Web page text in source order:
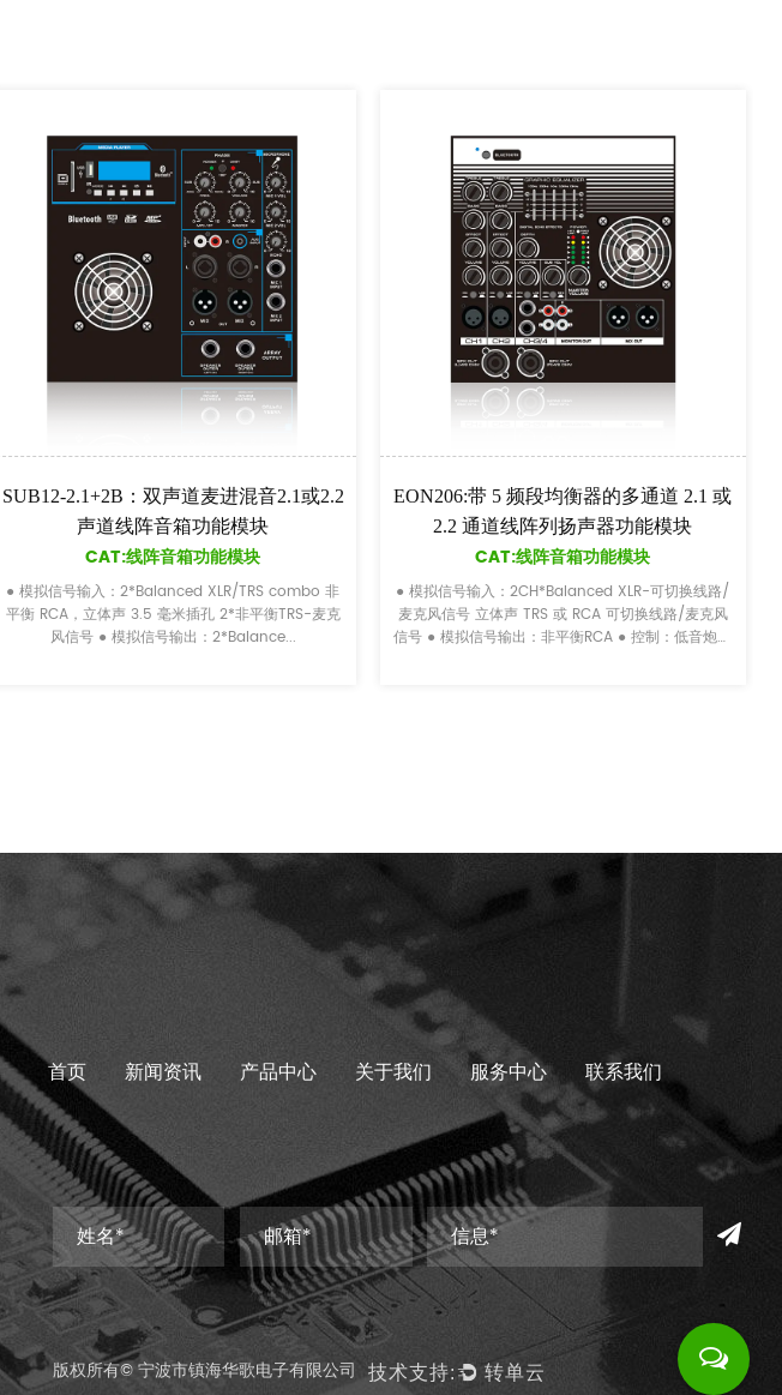
带 5 频段均衡器的多通道 2.1 或
通道线阵列扬声器功能模块
CAT:线阵音箱功能模块
输入：2CH*Balanced XLR-可切换线路/
立体声 TRS 或 RCA 可切换线路/麦克风
信号输出：非平衡RCA ● 控制：低音炮输
PL90：2通道话筒输入带话筒混响控制电
分频功能模块
CAT:电气分频功能模块
● 模拟信号输入：平衡XLR或TRS jack-mic信号 平衡
XLR 或立体声 3.5 毫米插孔线路信号 ● 模拟信号输
出：平衡XLR ● 控制：2CH*Mic通道音量控制...
SP2：
● 模拟信
XLR 或非平衡
首页 新闻资讯 产品中心 关于我们 服务中心 联系我们
版权所有©宁波市镇海华歌电子有限公司 技术支持: 转单云